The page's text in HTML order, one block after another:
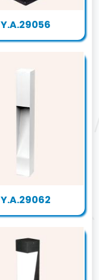
Y.A.29056
Y.A.29062